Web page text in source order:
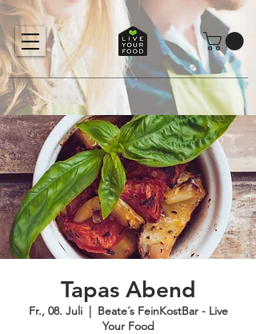
Tapas Abend
Fr., 08. Juli
  |
Beate´s FeinKostBar - Live
Your Food